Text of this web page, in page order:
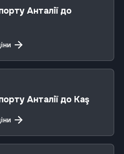
Анталії до
Анталії до Kaş